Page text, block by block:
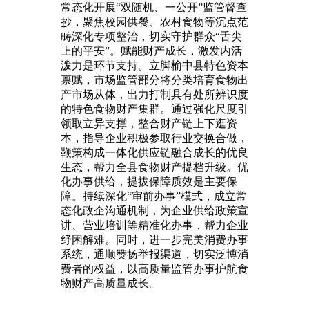
常态化开展“双随机、一公开”监管督查
抄，聚焦校园供餐、农村食物等沉点范
畴深化专项整治，切实守护群众“舌尖
上的平安”。赋能财产成长，激发内活
泼力是环节支持。立脚榆中县特色资本
禀赋，市场监管部分将分类培育食物出
产市场从体，出力打制具有处所辨识度
的特色食物财产集群。通过强化尺度引
领取立异支撑，整合财产链上下逛资
本，指导企业积极参取行业交换合做，
鞭策构成一体化供应链融合成长的优良
生态，帮力全县食物财产提档升级。优
化办事供给，提拔保障质效是主要保
障。持续深化“审前办事”模式，成立常
态化政企沟通机制，为企业供给政策宣
讲、营业培训等精准化办事，帮力企业
纾困解难。同时，进一步完美消费办事
系统，通顺赞扬举报渠道，切实泛博消
费者的权益，以高质量监管办事护航食
物财产高质量成长。